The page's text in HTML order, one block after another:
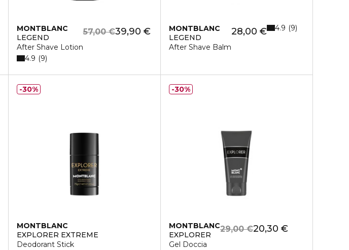
MONTBLANC
LEGEND
After Shave Lotion
39,90 €
57,00 €
4.9 9
MONTBLANC
LEGEND
After Shave Balm
28,00 € 4.9 9
MONTBLANC
EXPLORER EXTREME
Deodorant Stick
30%
MONTBLANC
EXPLORER
Gel Doccia
20,30 €
29,00 €
30%